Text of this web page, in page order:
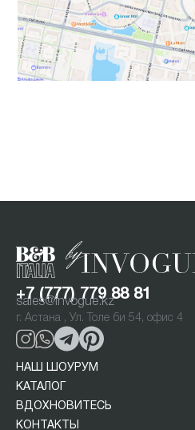
+7 (777) 779 88 81
sales@invogue.kz
г. Астана , Ул. Толе би 54, офис 4
НАШ ШОУРУМ
КАТАЛОГ
ВДОХНОВИТЕСЬ
КОНТАКТЫ